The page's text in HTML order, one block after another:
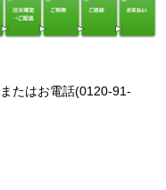
またはお電話(0120-91-